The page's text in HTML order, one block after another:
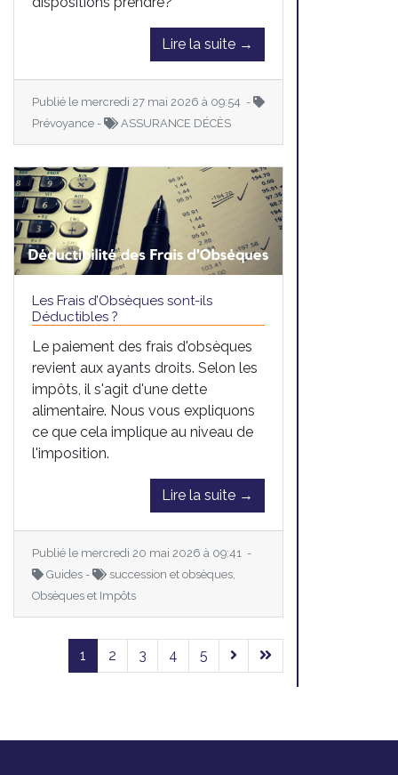
Lire la suite →
Publié le mercredi 27 mai 2026 à 09:54 -
Prévoyance -
ASSURANCE DÉCÈS
Les Frais d’Obsèques sont-ils
Déductibles ?
Le paiement des frais d'obsèques
revient aux ayants droits. Selon les
impôts, il s'agit d'une dette
alimentaire. Nous vous expliquons
ce que cela implique au niveau de
l'imposition.
Lire la suite →
Publié le mercredi 20 mai 2026 à 09:41 -
Guides -
succession et obsèques,
Obsèques et Impôts
1 2 3 4 5